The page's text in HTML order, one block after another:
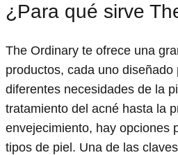
¿Para qué sirve
The Ordinary te ofrece una
productos, cada uno diseñado
diferentes necesidades de la
tratamiento del acné hasta la
envejecimiento, hay opciones
tipos de piel. Una de las